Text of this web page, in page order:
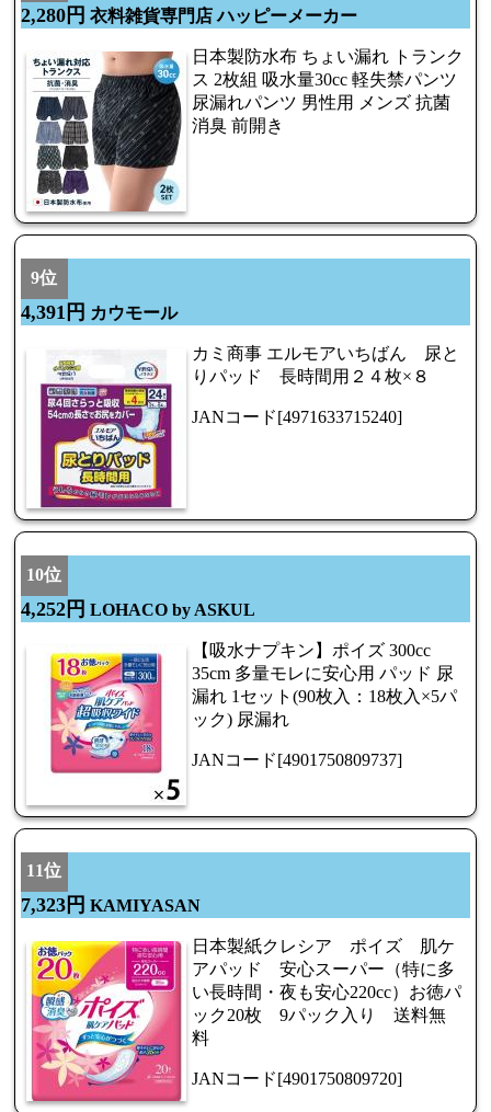
2,280円 衣料雑貨専門店 ハッピーメーカー
日本製防水布 ちょい漏れ トランク
ス 2枚組 吸水量30cc 軽失禁パンツ
尿漏れパンツ 男性用 メンズ 抗菌
消臭 前開き
9位
4,391円 カウモール
カミ商事 エルモアいちばん 尿と
りパッド 長時間用２４枚×８
JANコード[4971633715240]
10位
4,252円 LOHACO by ASKUL
【吸水ナプキン】ポイズ 300cc
35cm 多量モレに安心用 パッド 尿
漏れ 1セット(90枚入：18枚入×5パ
ック) 尿漏れ
JANコード[4901750809737]
11位
7,323円 KAMIYASAN
日本製紙クレシア ポイズ 肌ケ
アパッド 安心スーパー（特に多
い長時間・夜も安心220cc）お徳パ
ック20枚 9パック入り 送料無
料
JANコード[4901750809720]